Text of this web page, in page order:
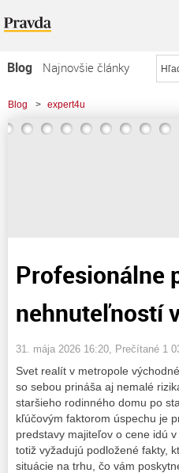
Blog
Najnovšie články
Najčítanejšie články
Najkomentovanejšie články
Blog > expert4u
> Profesionálne posudky a odhady
Profesionálne
nehnuteľností
31. mája 2026 16:20 , Prečítané 1
Svet realít v metropole
so sebou prináša aj nemalé
staršieho rodinného domu po
kľúčovým faktorom úspechu je
predstavy majiteľov o cene idú
totiž vyžadujú podložené fakty,
situácie na trhu, čo vám